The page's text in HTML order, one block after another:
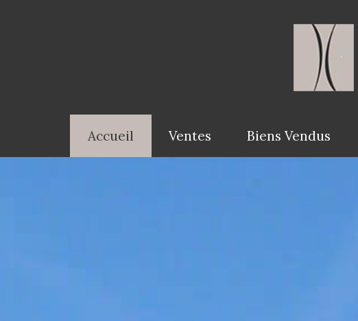
Accueil Ventes Biens Vendus